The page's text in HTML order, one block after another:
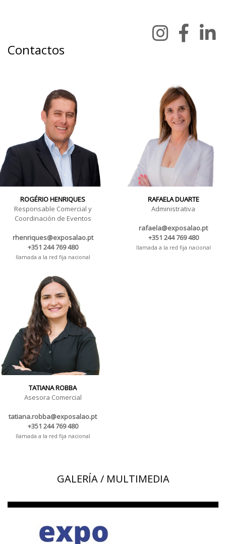
Contactos
ROGÉRIO HENRIQUES
Responsable Comercial y
Coordinación de Eventos
rhenriques@exposalao.pt
+351 244 769 480
llamada a la red fija nacional
RAFAELA DUARTE
Administrativa
rafaela@exposalao.pt
+351 244 769 480
llamada a la red fija nacional
TATIANA ROBBA
Asesora Comercial
tatiana.robba@exposalao.pt
+351 244 769 480
llamada a la red fija nacional
GALERÍA / MULTIMEDIA